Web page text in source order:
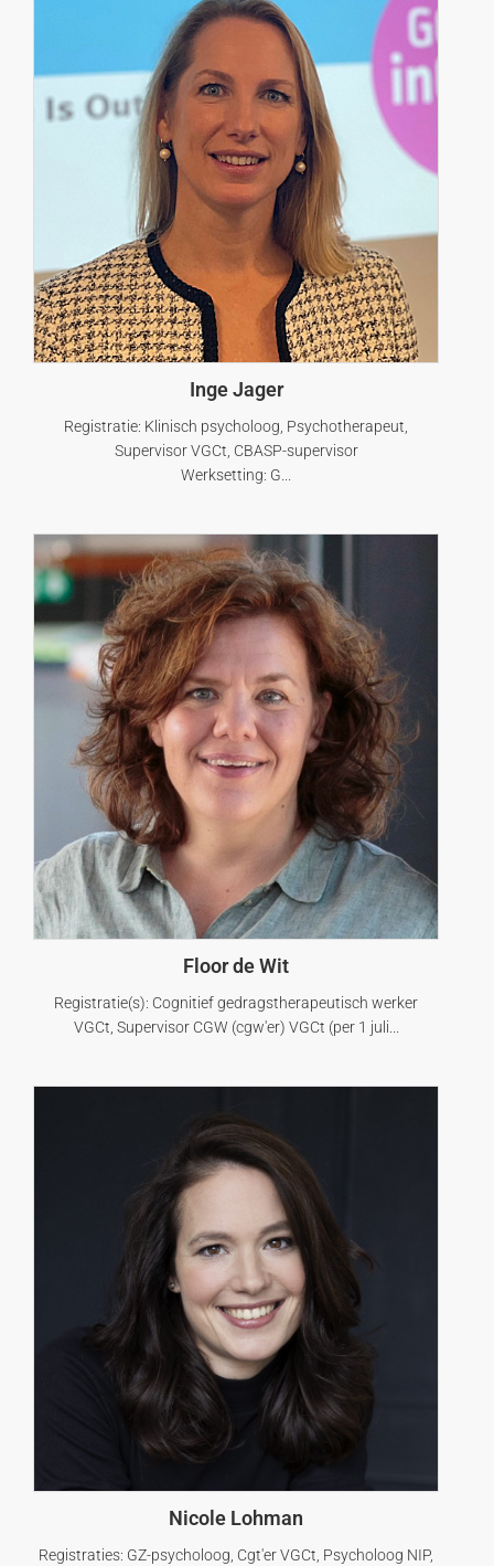
Inge Jager
Registratie: Klinisch psycholoog, Psychotherapeut,
Supervisor VGCt, CBASP-supervisor
Werksetting: G...
Floor de Wit
Registratie(s): Cognitief gedragstherapeutisch werker
VGCt, Supervisor CGW (cgw'er) VGCt (per 1 juli...
Nicole Lohman
Registraties: GZ-psycholoog, Cgt'er VGCt, Psycholoog NIP,